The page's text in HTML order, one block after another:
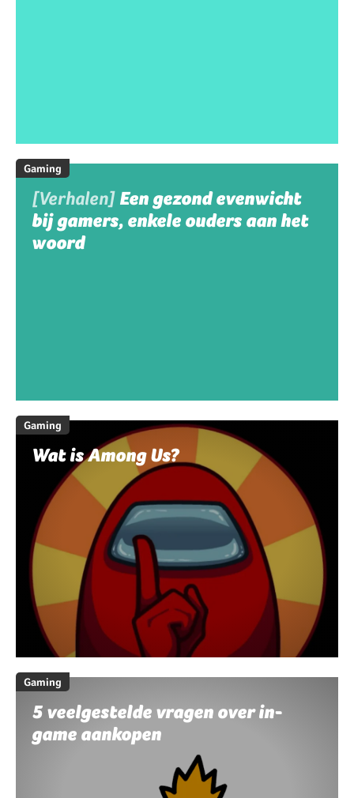
Gaming
[Verhalen] Een gezond evenwicht
bij gamers, enkele ouders aan het
woord
Gaming
Wat is Among Us?
Gaming
5 veelgestelde vragen over in-
game aankopen